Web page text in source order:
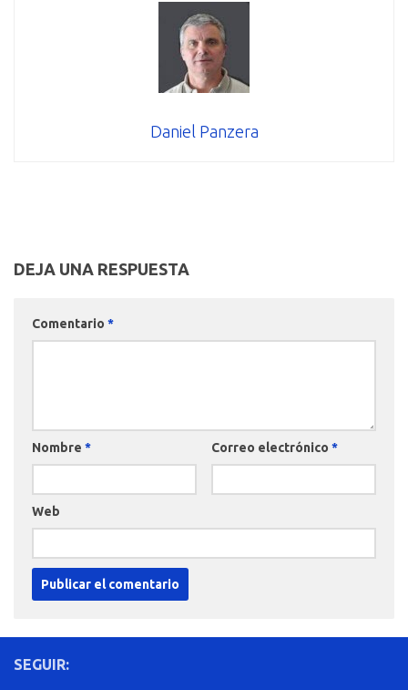
Daniel Panzera
DEJA UNA RESPUESTA
Comentario *
Nombre * Correo electrónico *
Web
SEGUIR: